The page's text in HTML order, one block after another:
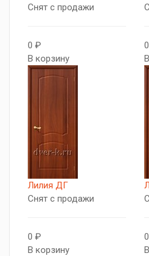
Снят с продажи
0 ₽
В корзину
Лилия ДГ
Снят с продажи
0 ₽
В корзину